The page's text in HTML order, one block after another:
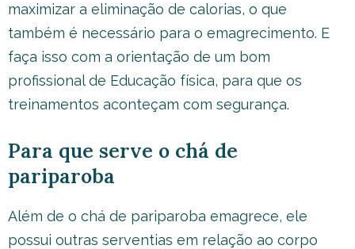
maximizar a eliminação de calorias, o que
também é necessário para o emagrecimento. E
faça isso com a orientação de um bom
profissional de Educação física, para que os
treinamentos aconteçam com segurança.
Para que serve o chá de
pariparoba
Além de o chá de pariparoba emagrece, ele
possui outras serventias em relação ao corpo